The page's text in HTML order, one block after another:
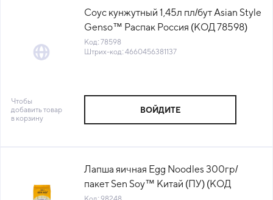
Соус кунжутный 1,45л пл/бут Asian Style
Genso™ Распак Россия (КОД 78598)
(+18°С)
Код: 78598
Штрих-код: 4660456381137
Чтобы
добавить товар
в корзину
ВОЙДИТЕ
Лапша яичная Egg Noodles 300гр/
пакет Sen Soy™ Китай (ПУ) (КОД